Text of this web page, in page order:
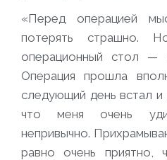
«Перед операцией
потерять страшно.
операционный стол —
Операция прошла
следующий день встал и
что меня очень
непривычно.
равно очень приятно,